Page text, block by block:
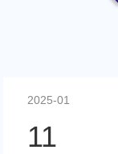
2025-01
11